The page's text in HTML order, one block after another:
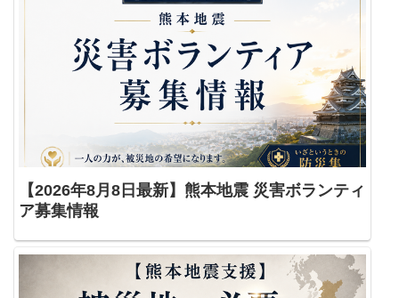
【2026年8月8日最新】熊本地震 災害ボランティ
ア募集情報